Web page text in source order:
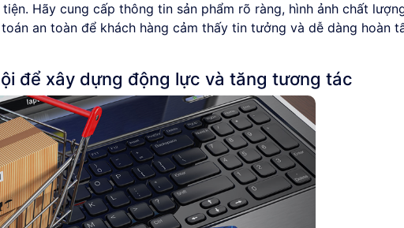
Hãy cung cấp thông tin sản phẩm rõ ràng, hình ảnh chất
an toàn để khách hàng cảm thấy tin tưởng và dễ dàng hoàn
để xây dựng động lực và tăng tương tác